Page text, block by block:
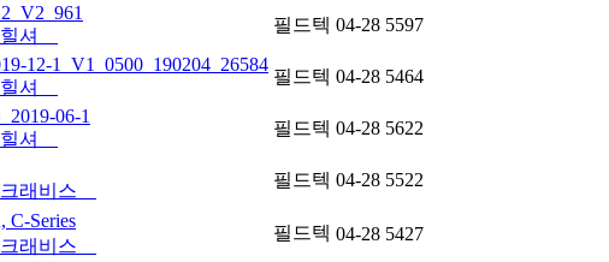
힐셔
필드텍 04-28 5597
12-1_V1_0500_190204_26584
힐셔
필드텍 04-28 5464
06-1
힐셔
필드텍 04-28 5622
크래비스
필드텍 04-28 5522
C-Series
크래비스
필드텍 04-28 5427